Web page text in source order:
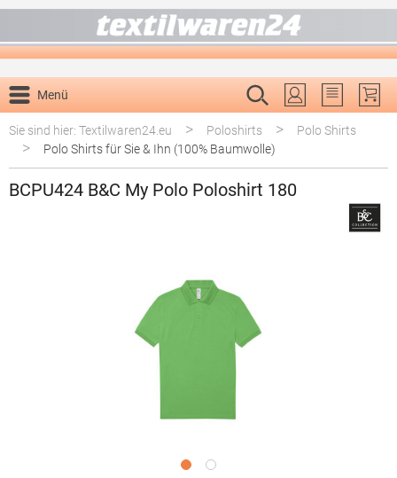
Menü
Du hast 0
Sie sind hier: Textilwaren24.eu
> Poloshirts > Polo Shirts
> Polo Shirts für Sie & Ihn (100% Baumwolle)
BCPU424 B&C My Polo Poloshirt 180